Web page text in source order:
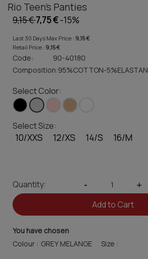
Rio Teen's Panties
9,15 €7,75 €-15%
Last 30 Days Max Price : 9,15 €
Retail Price : 9,15 €
Code:
90-40180
Composition:95%COTTON-5%ELASTAN
Select Color:
Select Size:
10/XXS 12/XS 14/S 16/M
Quantity: - +
Add to Cart
You have chosen
Colour :
Size :